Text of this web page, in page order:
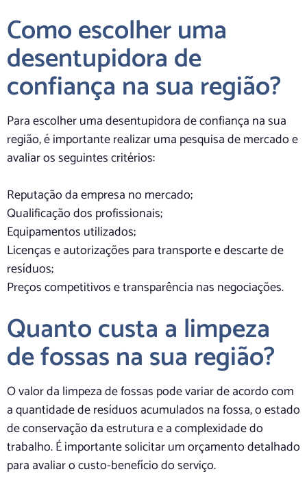
Como escolher uma
desentupidora de
confiança na sua região?
Para escolher uma desentupidora de confiança na sua
região, é importante realizar uma pesquisa de mercado e
avaliar os seguintes critérios:
Reputação da empresa no mercado;
Qualificação dos profissionais;
Equipamentos utilizados;
Licenças e autorizações para transporte e descarte de
resíduos;
Preços competitivos e transparência nas negociações.
Quanto custa a limpeza
de fossas na sua região?
O valor da limpeza de fossas pode variar de acordo com
a quantidade de resíduos acumulados na fossa, o estado
de conservação da estrutura e a complexidade do
trabalho. É importante solicitar um orçamento detalhado
para avaliar o custo-benefício do serviço.